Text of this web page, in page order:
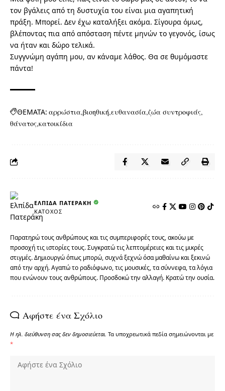
τον βγάλεις από τη δυστυχία του είναι μια αγαπητική
πράξη. Μπορεί. Δεν έχω καταλήξει ακόμα. Σίγουρα όμως,
βλέποντας πια από απόσταση πέντε μηνών το γεγονός, ίσως
να ήταν και δώρο τελικά.
Συγγνώμη αγάπη μου, αν κάναμε λάθος. Θα σε θυμόμαστε
πάντα!
ΘΕΜΑΤΑ: αρρώστια βιοηθική ευθανασία ζώα συντροφιάς
θάνατος κατοικίδια
ΕΛΠΊΔΑ ΠΑΤΕΡΆΚΗ
ΚΆΤΟΧΟΣ
Παρατηρώ τους ανθρώπους και τις συμπεριφορές τους, ακούω με
προσοχή τις ιστορίες τους. Συγκρατώ τις λεπτομέρειες και τις μικρές
στιγμές. Δημιουργώ όπως μπορώ, συχνά ξεχνώ όσα μαθαίνω και ξεκινώ
από την αρχή. Αγαπώ το ραδιόφωνο, τις μουσικές, τα σύννεφα, τα λόγια
που ενώνουν τους ανθρώπους. Προσδοκώ την αλλαγή. Κρατώ την ουσία.
Αφήστε ένα Σχόλιο
Η ηλ. διεύθυνση σας δεν δημοσιεύεται. Τα υποχρεωτικά πεδία σημειώνονται με
*